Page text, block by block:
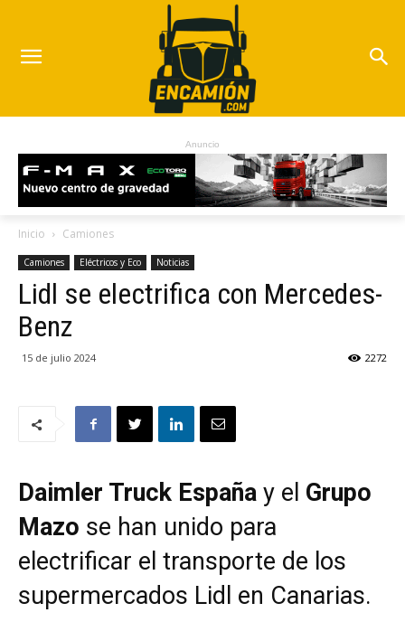
Anuncio
Inicio Camiones
Camiones Eléctricos y Eco Noticias
Lidl se electrifica con Mercedes-
Benz
15 de julio 2024 2272
Daimler Truck España y el Grupo
Mazo se han unido para
electrificar el transporte de los
supermercados Lidl en Canarias.